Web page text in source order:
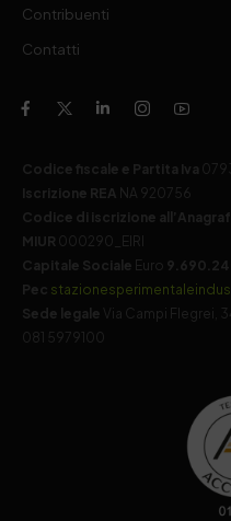
Contribuenti
Contatti
Codice fiscale e Partita Iva
Iscrizione REA NA 920756
Codice di iscrizione
MIUR 000290_EIRI
Capitale Sociale Euro
Pec
Sede legale
Via Campi Flegrei,
081 5979100